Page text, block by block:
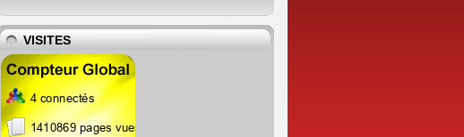
VISITES